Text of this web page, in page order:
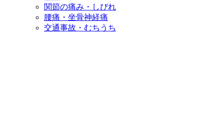
関節の痛み・しびれ
腰痛・坐骨神経痛
交通事故・むちうち